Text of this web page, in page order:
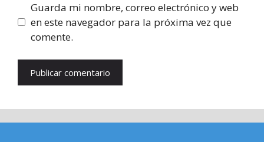
Guarda mi nombre, correo electrónico y web
en este navegador para la próxima vez que
comente.